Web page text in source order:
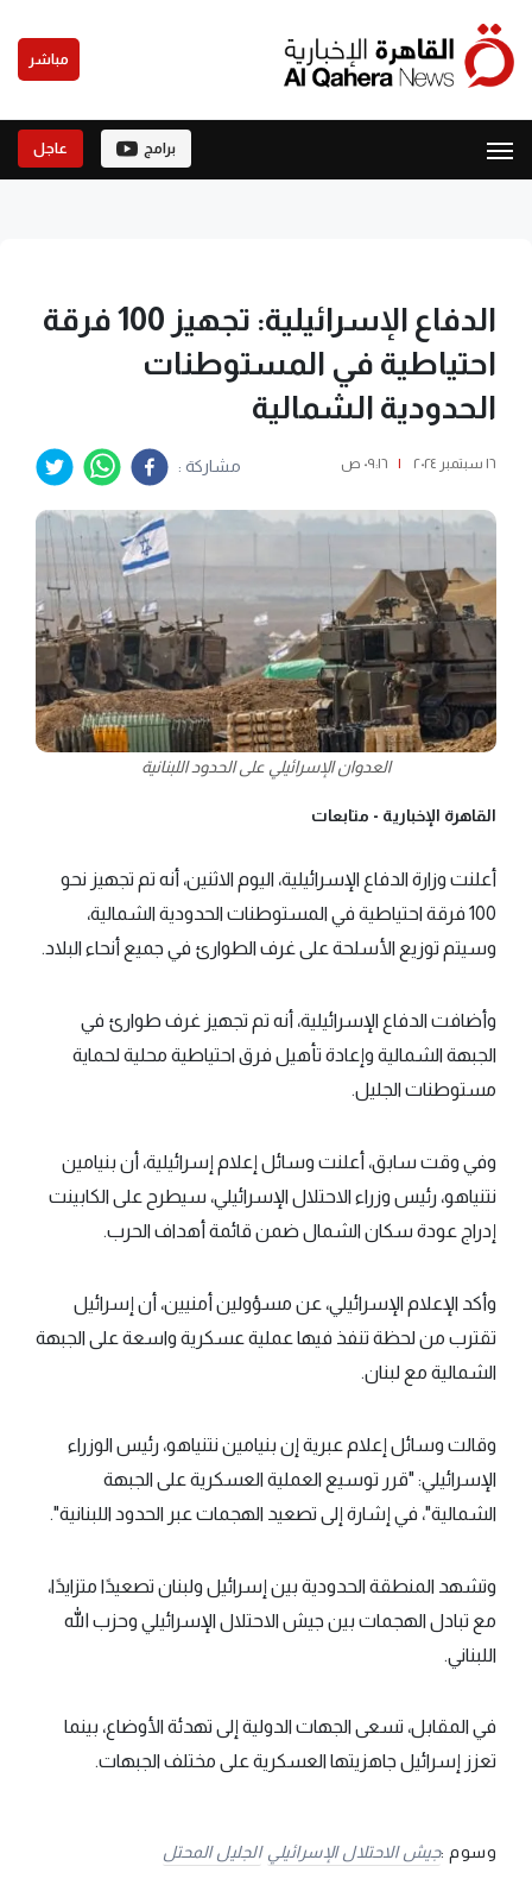
مباشر
برامج عاجل
الدفاع الإسرائيلية: تجهيز 100 فرقة
احتياطية في المستوطنات
الحدودية الشمالية
١٦ سبتمبر ٢٠٢٤ | ٠٩:١٦ ص مشاركة :
العدوان الإسرائيلي على الحدود اللبنانية
القاهرة الإخبارية - متابعات
أعلنت وزارة الدفاع الإسرائيلية، اليوم الاثنين، أنه تم تجهيز نحو
100 فرقة احتياطية في المستوطنات الحدودية الشمالية،
وسيتم توزيع الأسلحة على غرف الطوارئ في جميع أنحاء البلاد.
وأضافت الدفاع الإسرائيلية، أنه تم تجهيز غرف طوارئ في
الجبهة الشمالية وإعادة تأهيل فرق احتياطية محلية لحماية
مستوطنات الجليل.
وفي وقت سابق، أعلنت وسائل إعلام إسرائيلية، أن بنيامين
نتنياهو، رئيس وزراء الاحتلال الإسرائيلي، سيطرح على الكابينت
إدراج عودة سكان الشمال ضمن قائمة أهداف الحرب.
وأكد الإعلام الإسرائيلي، عن مسؤولين أمنيين، أن إسرائيل
تقترب من لحظة تنفذ فيها عملية عسكرية واسعة على الجبهة
الشمالية مع لبنان.
وقالت وسائل إعلام عبرية إن بنيامين نتنياهو، رئيس الوزراء
الإسرائيلي: "قرر توسيع العملية العسكرية على الجبهة
الشمالية"، في إشارة إلى تصعيد الهجمات عبر الحدود اللبنانية".
وتشهد المنطقة الحدودية بين إسرائيل ولبنان تصعيدًا متزايدًا،
مع تبادل الهجمات بين جيش الاحتلال الإسرائيلي وحزب الله
اللبناني.
في المقابل، تسعى الجهات الدولية إلى تهدئة الأوضاع، بينما
تعزز إسرائيل جاهزيتها العسكرية على مختلف الجبهات.
وسوم :جيش الاحتلال الإسرائيلي الجليل المحتل